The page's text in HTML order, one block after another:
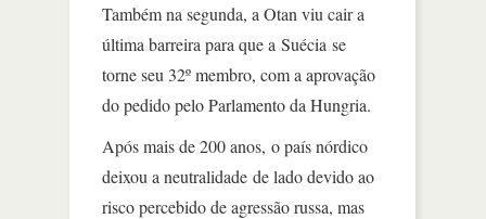
Também na segunda, a Otan viu cair a
última barreira para que a Suécia se
torne seu 32º membro, com a aprovação
do pedido pelo Parlamento da Hungria.
Após mais de 200 anos, o país nórdico
deixou a neutralidade de lado devido ao
risco percebido de agressão russa, mas